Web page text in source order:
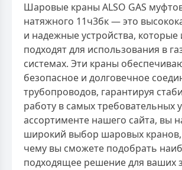
Шаровые краны ALSO GAS
натяжного 11ч3бк — это
и надежные устройства, которые
подходят для использования в
системах. Эти краны
безопасное и долговечное
трубопроводов, гарантируя
работу в самых требовательных
ассортименте нашего сайта, вы
широкий выбор шаровых кранов,
чему вы сможете подобрать
подходящее решение для ваших